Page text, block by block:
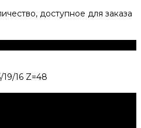
доступное для заказа
16 Z=48